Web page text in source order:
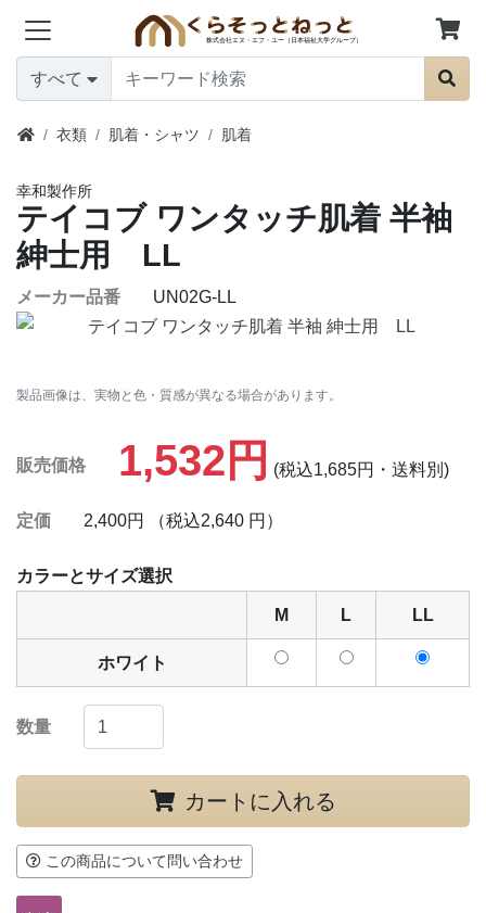
すべて
衣類 肌着・シャツ 肌着
幸和製作所
テイコブ ワンタッチ肌着 半袖
紳士用 LL
メーカー品番 UN02G-LL
製品画像は、実物と色・質感が異なる場合があります。
販売価格 1,532円 (税込1,685円・送料別)
定価 2,400円 （税込2,640 円）
カラーとサイズ選択
M L LL
ホワイト
数量
カートに入れる
この商品について問い合わせ